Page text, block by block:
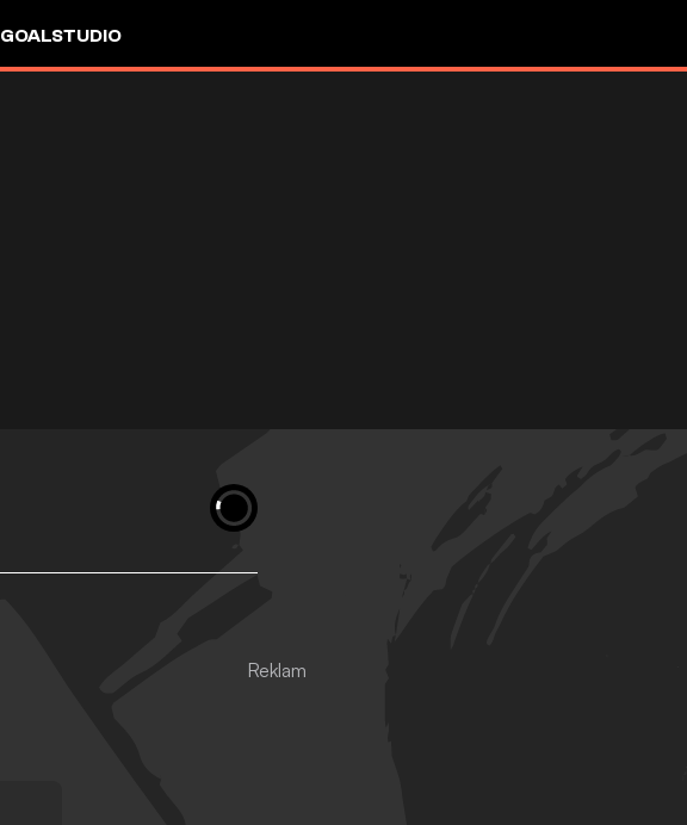
GOALSTUDIO